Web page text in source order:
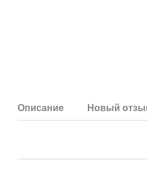
Описание Новый